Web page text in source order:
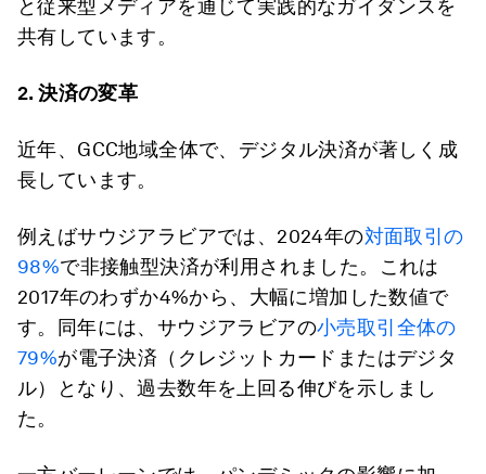
と従来型メディアを通じて実践的なガイダンスを
共有しています。
2.決済の変革
近年、GCC地域全体で、デジタル決済が著しく成
長しています。
例えばサウジアラビアでは、2024年の対面取引の
98%で非接触型決済が利用されました。これは
2017年のわずか4%から、大幅に増加した数値で
す。同年には、サウジアラビアの小売取引全体の
79%が電子決済（クレジットカードまたはデジタ
ル）となり、過去数年を上回る伸びを示しまし
た。